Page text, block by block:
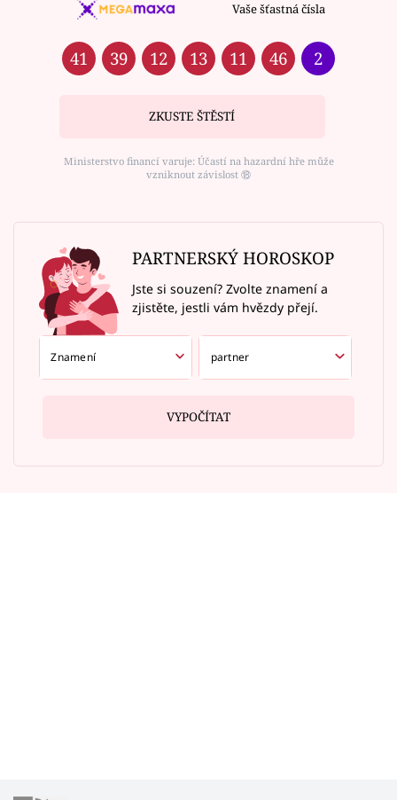
Vaše šťastná čísla
41 39 12 13 11 46 2
ZKUSTE ŠTĚSTÍ
Ministerstvo financí varuje: Účastí na hazardní hře může
vzniknout závislost ⑱
PARTNERSKÝ HOROSKOP
Jste si souzení? Zvolte znamení a
zjistěte, jestli vám hvězdy přejí.
VYPOČÍTAT